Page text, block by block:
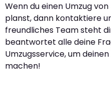
Wenn du einen Umzug
planst, dann kontaktiere
freundliches Team steht
beantwortet alle deine
Umzugsservice, um
machen!